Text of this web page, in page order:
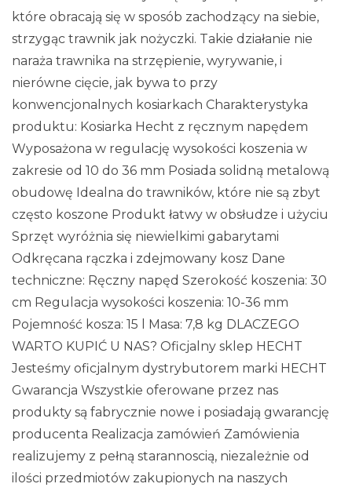
które obracają się w sposób zachodzący na siebie,
strzygąc trawnik jak nożyczki. Takie działanie nie
naraża trawnika na strzępienie, wyrywanie, i
nierówne cięcie, jak bywa to przy
konwencjonalnych kosiarkach Charakterystyka
produktu: Kosiarka Hecht z ręcznym napędem
Wyposażona w regulację wysokości koszenia w
zakresie od 10 do 36 mm Posiada solidną metalową
obudowę Idealna do trawników, które nie są zbyt
często koszone Produkt łatwy w obsłudze i użyciu
Sprzęt wyróżnia się niewielkimi gabarytami
Odkręcana rączka i zdejmowany kosz Dane
techniczne: Ręczny napęd Szerokość koszenia: 30
cm Regulacja wysokości koszenia: 10-36 mm
Pojemność kosza: 15 l Masa: 7,8 kg DLACZEGO
WARTO KUPIĆ U NAS? Oficjalny sklep HECHT
Jesteśmy oficjalnym dystrybutorem marki HECHT
Gwarancja Wszystkie oferowane przez nas
produkty są fabrycznie nowe i posiadają gwarancję
producenta Realizacja zamówień Zamówienia
realizujemy z pełną starannoscią, niezależnie od
ilości przedmiotów zakupionych na naszych